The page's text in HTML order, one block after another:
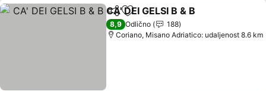
Deli Dodati u favorite
CA' DEI GELSI B & B
8,9 Odlično
188
Coriano, Misano Adriatico: udaljenost 8.6 km